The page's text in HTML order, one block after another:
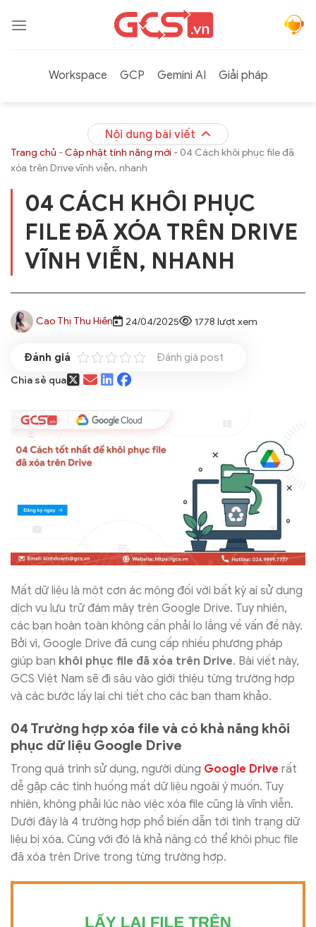
qua
Workspace
GCP Gemini AI Giải pháp
Nội dung bài viết
Trang chủ -Cập nhật tính năng mới - 04 Cách khôi phục file đã
xóa trên Drive vĩnh viễn, nhanh
04 CÁCH KHÔI PHỤC
FILE ĐÃ XÓA TRÊN DRIVE
VĨNH VIỄN, NHANH
Cao Thị Thu Hiền 24/04/2025 1778 lượt xem
Đánh giá post
Chia sẻ qua
Mất dữ liệu là một cơn ác mộng đối với bất kỳ ai sử dụng
dịch vụ lưu trữ đám mây trên Google Drive. Tuy nhiên,
các bạn hoàn toàn không cần phải lo lắng về vấn đề này.
Bởi vì, Google Drive đã cung cấp nhiều phương pháp
giúp bạn khôi phục file đã xóa trên Drive. Bài viết này,
GCS Việt Nam sẽ đi sâu vào giới thiệu từng trường hợp
và các bước lấy lại chi tiết cho các bạn tham khảo.
04 Trường hợp xóa file và có khả năng khôi
phục dữ liệu Google Drive
Trong quá trình sử dụng, người dùng Google Drive rất
dễ gặp các tình huống mất dữ liệu ngoài ý muốn. Tuy
nhiên, không phải lúc nào việc xóa file cũng là vĩnh viễn.
Dưới đây là 4 trường hợp phổ biến dẫn tới tình trạng dữ
liệu bị xóa. Cùng với đó là khả năng có thể khôi phục file
đã xóa trên Drive trong từng trường hợp.